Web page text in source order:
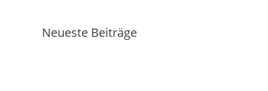
Neueste Beiträge